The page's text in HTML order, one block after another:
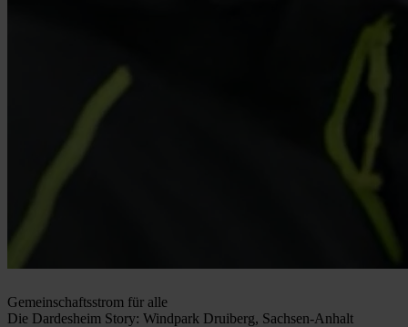
Gemeinschaftsstrom für alle
Die Dardesheim Story: Windpark Druiberg, Sachsen-Anhalt